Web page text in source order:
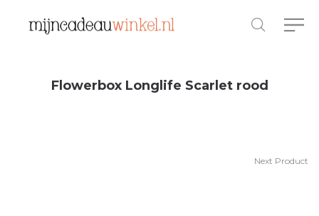
Flowerbox Longlife Scarlet rood
Next Product